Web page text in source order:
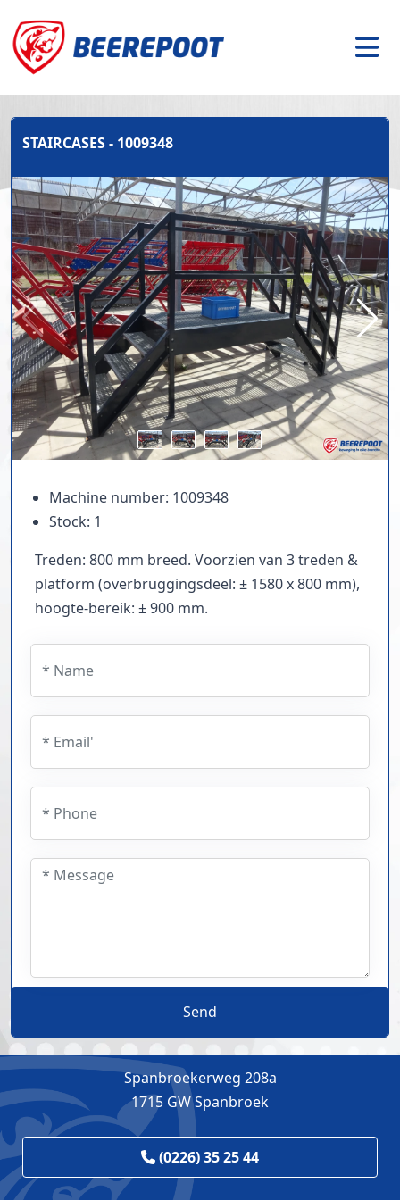
STAIRCASES - 1009348
Machine number: 1009348
Stock: 1
Treden: 800 mm breed. Voorzien van 3 treden &
platform (overbruggingsdeel: ± 1580 x 800 mm),
hoogte-bereik: ± 900 mm.
Send
Spanbroekerweg 208a
1715 GW Spanbroek
(0226) 35 25 44